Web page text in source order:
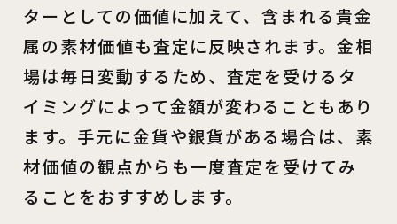
ターとしての価値に加えて、含まれる貴金
属の素材価値も査定に反映されます。金相
場は毎日変動するため、査定を受けるタ
イミングによって金額が変わることもあり
ます。手元に金貨や銀貨がある場合は、素
材価値の観点からも一度査定を受けてみ
ることをおすすめします。